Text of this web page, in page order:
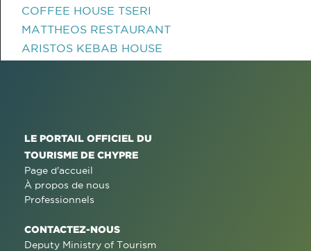
COFFEE HOUSE TSERI
MATTHEOS RESTAURANT
ARISTOS KEBAB HOUSE
LE PORTAIL OFFICIEL DU
TOURISME DE CHYPRE
Page d'accueil
À propos de nous
Professionnels
CONTACTEZ-NOUS
Deputy Ministry of Tourism